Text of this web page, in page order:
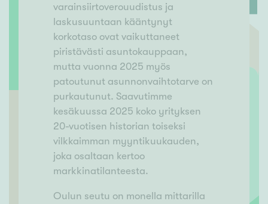
varainsiirtoverouudistus ja
laskusuuntaan kääntynyt
korkotaso ovat vaikuttaneet
piristävästi asuntokauppaan,
mutta vuonna 2025 myös
patoutunut asunnonvaihtotarve on
purkautunut. Saavutimme
kesäkuussa 2025 koko yrityksen
20-vuotisen historian toiseksi
vilkkaimman myyntikuukauden,
joka osaltaan kertoo
markkinatilanteesta.
Oulun seutu on monella mittarilla